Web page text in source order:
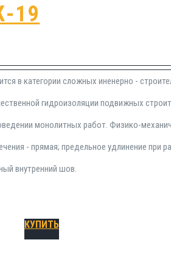
19
в категории сложных иненерно -
гидроизоляции подвижных
монолитных работ. Физико-
- прямая; предельное удлинение при
внутренний шов.
КУПИТЬ